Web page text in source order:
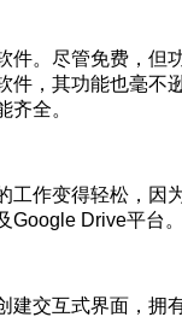
件。尽管免费，
件，其功能也毫
齐全。
工作变得轻松，
Drive平台
交互式界面，拥